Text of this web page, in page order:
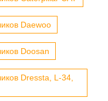
Daewoo
Doosan
Dressta, L-34,